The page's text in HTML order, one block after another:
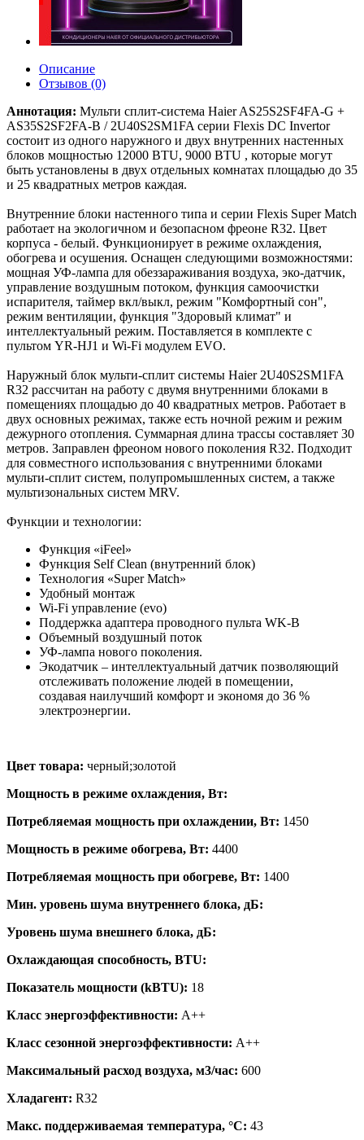
Описание
Отзывов (0)
Аннотация: Мульти сплит-система Haier AS25S2SF4FA-G +
AS35S2SF2FA-B / 2U40S2SM1FA серии Flexis DC Invertor
состоит из одного наружного и двух внутренних настенных
блоков мощностью 12000 BTU, 9000 BTU , которые могут
быть установлены в двух отдельных комнатах площадью до 35
и 25 квадратных метров каждая.
Внутренние блоки настенного типа и серии Flexis Super Match
работает на экологичном и безопасном фреоне R32. Цвет
корпуса - белый. Функционирует в режиме охлаждения,
обогрева и осушения. Оснащен следующими возможностями:
мощная УФ-лампа для обеззараживания воздуха, эко-датчик,
управление воздушным потоком, функция самоочистки
испарителя, таймер вкл/выкл, режим "Комфортный сон",
режим вентиляции, функция "Здоровый климат" и
интеллектуальный режим. Поставляется в комплекте с
пультом YR-HJ1 и Wi-Fi модулем EVO.
Наружный блок мульти-сплит системы Haier 2U40S2SM1FA
R32 рассчитан на работу с двумя внутренними блоками в
помещениях площадью до 40 квадратных метров. Работает в
двух основных режимах, также есть ночной режим и режим
дежурного отопления. Суммарная длина трассы составляет 30
метров. Заправлен фреоном нового поколения R32. Подходит
для совместного использования с внутренними блоками
мульти-сплит систем, полупромышленных систем, а также
мультизональных систем MRV.
Функции и технологии:
Функция «iFeel»
Функция Self Clean (внутренний блок)
Технология «Super Match»
Удобный монтаж
Wi-Fi управление (evo)
Поддержка адаптера проводного пульта WK-B
Объемный воздушный поток
УФ-лампа нового поколения.
Экодатчик – интеллектуальный датчик позволяющий
отслеживать положение людей в помещении,
создавая наилучший комфорт и экономя до 36 %
электроэнергии.
Цвет товара: черный;золотой
Мощность в режиме охлаждения, Вт:
Потребляемая мощность при охлаждении, Вт: 1450
Мощность в режиме обогрева, Вт: 4400
Потребляемая мощность при обогреве, Вт: 1400
Мин. уровень шума внутреннего блока, дБ:
Уровень шума внешнего блока, дБ:
Охлаждающая способность, BTU:
Показатель мощности (kBTU): 18
Класс энергоэффективности: A++
Класс сезонной энергоэффективности: A++
Максимальный расход воздуха, м3/час: 600
Хладагент: R32
Макс. поддерживаемая температура, °C: 43